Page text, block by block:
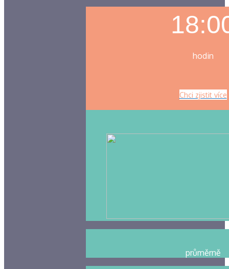
hodin
Chci zjistit více
průměrně